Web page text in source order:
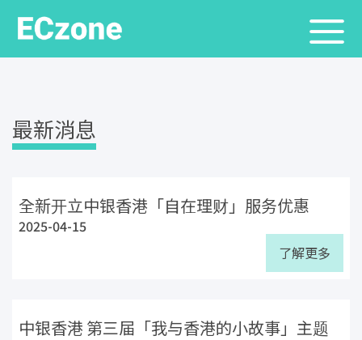
最新消息
全新开立中银香港「自在理财」服务优惠
2025-04-15
了解更多
中银香港 第三届「我与香港的小故事」主题